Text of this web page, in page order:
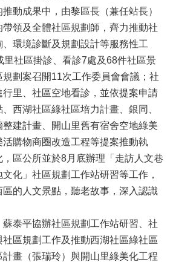
動成果中，由黎區長（兼任站長）
領及全體社區規劃師，齊力推動社
環境診斷及規劃設計等服務性工
里社區掛診、看診7處及68件社區景
劃案召開11次工作委員會會議；社
行里、社區空地看診，並依提案申請
西湖社區綠社區培力計畫、銀同、
建計畫、開山里舊有宿舍空地綠美
購物商圈改造工程等提案推動執
區公所並於8月底辦理「走訪人文巷
化」社區規劃工作站研習等工作，
的人文景點，聽老故事，深入認識
泰平協辦社區規劃工作站研習、社
區規劃工作及推動西湖社區綠社區
畫（張瑞玲）與開山里綠美化工程